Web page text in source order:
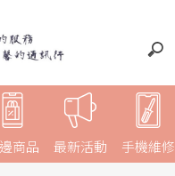
商品 最新活動 手機維修